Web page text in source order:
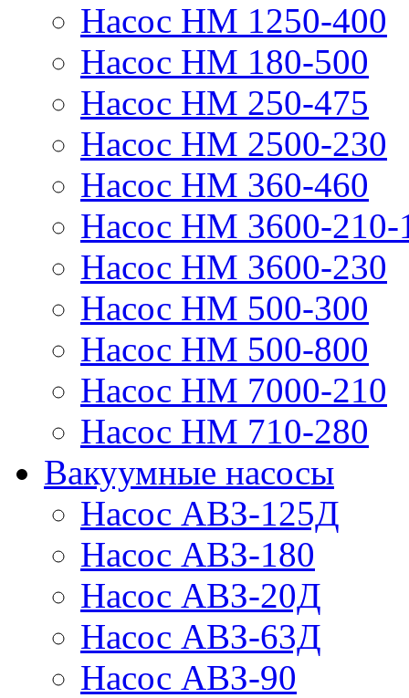
Насос НМ 1250-400
Насос НМ 180-500
Насос НМ 250-475
Насос НМ 2500-230
Насос НМ 360-460
Насос НМ 3600-210-
Насос НМ 3600-230
Насос НМ 500-300
Насос НМ 500-800
Насос НМ 7000-210
Насос НМ 710-280
Вакуумные насосы
Насос АВЗ-125Д
Насос АВЗ-180
Насос АВЗ-20Д
Насос АВЗ-63Д
Насос АВЗ-90